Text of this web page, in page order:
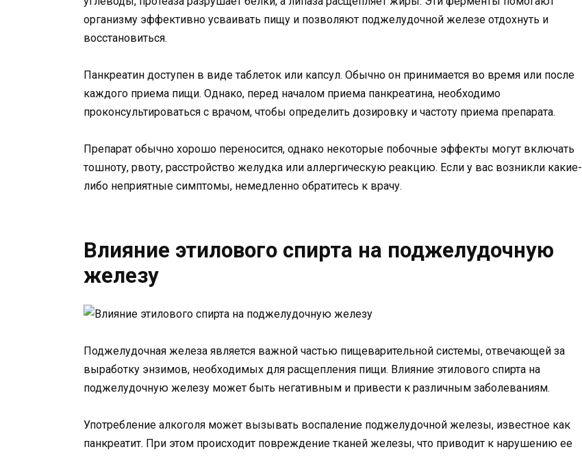
организму эффективно усваивать пищу и позволяют поджелудочной железе отдохнуть и
восстановиться.
Панкреатин доступен в виде таблеток или капсул. Обычно он принимается во время или после
каждого приема пищи. Однако, перед началом приема панкреатина, необходимо
проконсультироваться с врачом, чтобы определить дозировку и частоту приема препарата.
Препарат обычно хорошо переносится, однако некоторые побочные эффекты могут включать
тошноту, рвоту, расстройство желудка или аллергическую реакцию. Если у вас возникли какие-
либо неприятные симптомы, немедленно обратитесь к врачу.
Влияние этилового спирта на поджелудочную
железу
Поджелудочная железа является важной частью пищеварительной системы, отвечающей за
выработку энзимов, необходимых для расщепления пищи. Влияние этилового спирта на
поджелудочную железу может быть негативным и привести к различным заболеваниям.
Употребление алкоголя может вызывать воспаление поджелудочной железы, известное как
панкреатит. При этом происходит повреждение тканей железы, что приводит к нарушению ее